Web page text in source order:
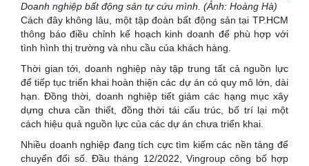
Doanh nghiệp bất động sản tự cứu mình. (Ảnh: Hoàng Hà)
Cách đây không lâu, một tập đoàn bất động sản tại TP.HCM
thông báo điều chỉnh kế hoạch kinh doanh để phù hợp với
tình hình thị trường và nhu cầu của khách hàng.
Thời gian tới, doanh nghiệp này tập trung tất cả nguồn lực
để tiếp tục triển khai hoàn thiện các dự án có quy mô lớn, dài
hạn. Đồng thời, doanh nghiệp tiết giảm các hạng mục xây
dựng chưa cần thiết, đồng thời tái cấu trúc, bố trí lại một
cách hiệu quả nguồn lực của các dự án chưa triển khai.
Nhiều doanh nghiệp đang tích cực tìm kiếm các nền tảng để
chuyển đổi số. Đầu tháng 12/2022, Vingroup công bố hợp